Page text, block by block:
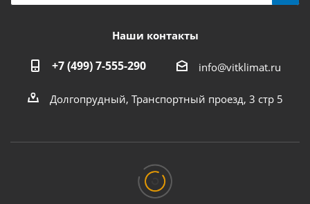
Наши контакты
+7 (499) 7-555-290 info@vitklimat.ru
Долгопрудный, Транспортный проезд, 3 стр 5